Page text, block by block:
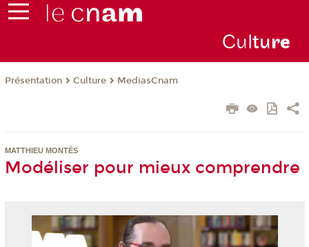
Culture
Présentation Culture MediasCnam
MATTHIEU MONTÈS
Modéliser pour mieux comprendre